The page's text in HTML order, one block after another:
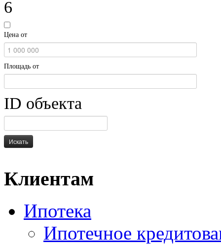
6
Цена от
Площадь от
ID объекта
Искать
Клиентам
Ипотека
Ипотечное